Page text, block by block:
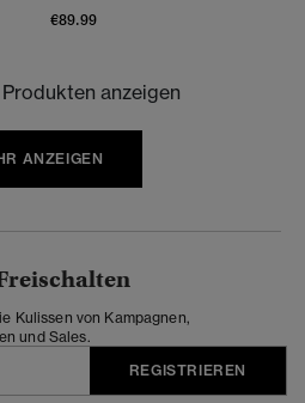
€89.99
anzeigen
ANZEIGEN
Kulissen von Kampagnen,
und Sales.
REGISTRIEREN